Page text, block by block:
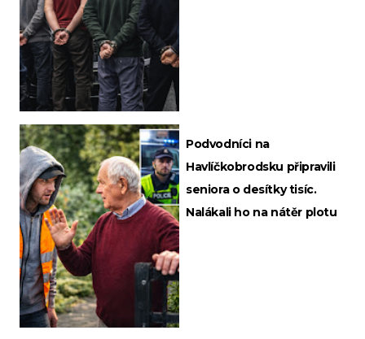
Podvodníci na
Havlíčkobrodsku připravili
seniora o desítky tisíc.
Nalákali ho na nátěr plotu